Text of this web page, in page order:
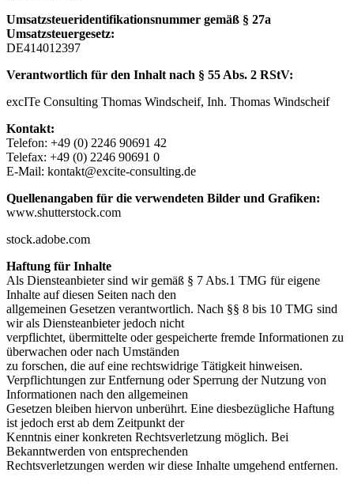
Umsatzsteueridentifikationsnummer gemäß § 27a
Umsatzsteuergesetz:
DE414012397
Verantwortlich für den Inhalt nach § 55 Abs. 2 RStV:
excITe Consulting Thomas Windscheif, Inh. Thomas Windscheif
Kontakt:
Telefon: +49 (0) 2246 90691 42
Telefax: +49 (0) 2246 90691 0
E-Mail: kontakt@excite-consulting.de
Quellenangaben für die verwendeten Bilder und Grafiken:
www.shutterstock.com
stock.adobe.com
Haftung für Inhalte
Als Diensteanbieter sind wir gemäß § 7 Abs.1 TMG für eigene
Inhalte auf diesen Seiten nach den
allgemeinen Gesetzen verantwortlich. Nach §§ 8 bis 10 TMG sind
wir als Diensteanbieter jedoch nicht
verpflichtet, übermittelte oder gespeicherte fremde Informationen zu
überwachen oder nach Umständen
zu forschen, die auf eine rechtswidrige Tätigkeit hinweisen.
Verpflichtungen zur Entfernung oder Sperrung der Nutzung von
Informationen nach den allgemeinen
Gesetzen bleiben hiervon unberührt. Eine diesbezügliche Haftung
ist jedoch erst ab dem Zeitpunkt der
Kenntnis einer konkreten Rechtsverletzung möglich. Bei
Bekanntwerden von entsprechenden
Rechtsverletzungen werden wir diese Inhalte umgehend entfernen.